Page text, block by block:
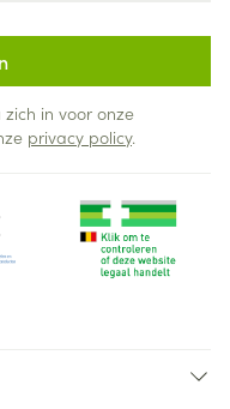
zich in voor onze
privacy policy.